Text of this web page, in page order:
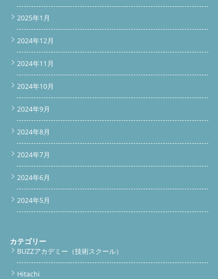
size: 16px; color: #333; margin: 20px 0; line-height: 1.5; } /* ボタ
ン共通設定 */ .vertical-link-block .button { display: inline-block;
font-weight: bold; font-size: 16px; padding: 14px 28px; width:
220px; border-radius: 6px; text-decoration: none; transition:
opacity 0.3s; text-align: center; margin: 0 auto; } .vertical-link-
block .service-button { background-color: #28A745; color: #fff; }
.vertical-link-block .service-button:hover { opacity: 0.9; }
.vertical-link-block .price-button { background-color: #FF7A2D;
color: #fff; } .vertical-link-block .price-button:hover { opacity: 0.9;
} /* スマホ最適化 */ @media (max-width: 768px) { #scroll-bar {
padding: 10px 8px; } #scroll-bar a, #bottom-bar a { font-size:
14px; padding: 12px 6px; } } window.addEventListener('scroll',
function() { const scrollBar = document.getElementById('scroll-
bar'); if(window.scrollY > 100) { scrollBar.classList.add('show'); }
else { scrollBar.classList.remove('show'); } if(window.scrollY >
200) { bottomBar.classList.add('show'); } else {
bottomBar.classList.remove('show'); } }); 続きを読む
2025年1月
2024年12月
2024年11月
2024年10月
2024年9月
2024年8月
2024年7月
2024年6月
2024年5月
カテゴリー
BUZZアカデミー（技術スクール）
Hitachi